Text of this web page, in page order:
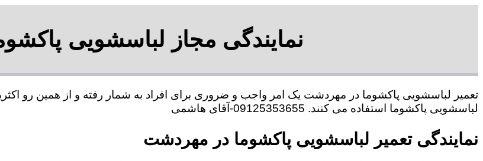
نمایندگی مجاز لباسشویی
تعمیر لباسشویی پاکشوما در مهردشت یک امر واجب و ضروری برای افراد به شمار رفته و از همین رو
لباسشویی پاکشوما استفاده می کنند. 09125353655-آقای هاشمی
نمایندگی تعمیر لباسشویی پاکشوما در مهردشت